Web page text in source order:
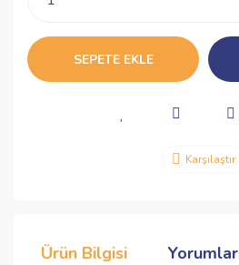
SEPETE EKLE
Karşılaştır
Ürün Bilgisi Yorumlar